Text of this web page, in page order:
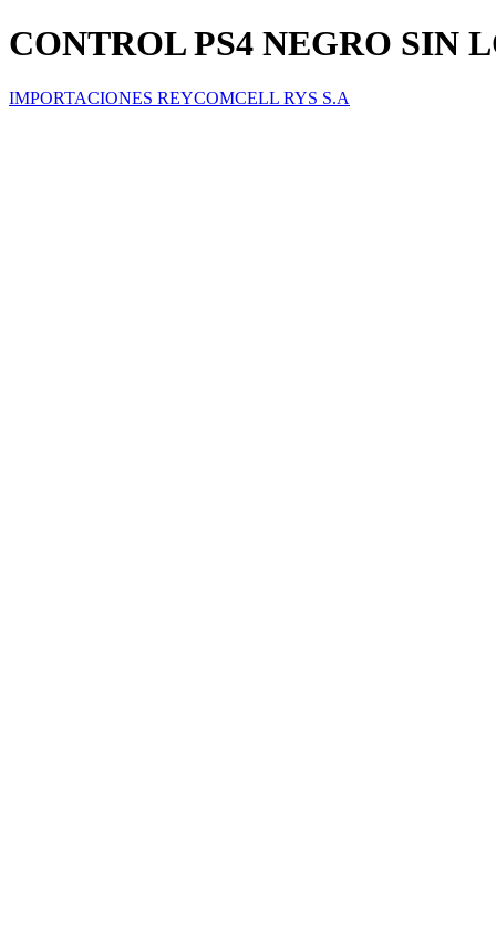
CONTROL PS4 NEGRO SIN
IMPORTACIONES REYCOMCELL RYS S.A